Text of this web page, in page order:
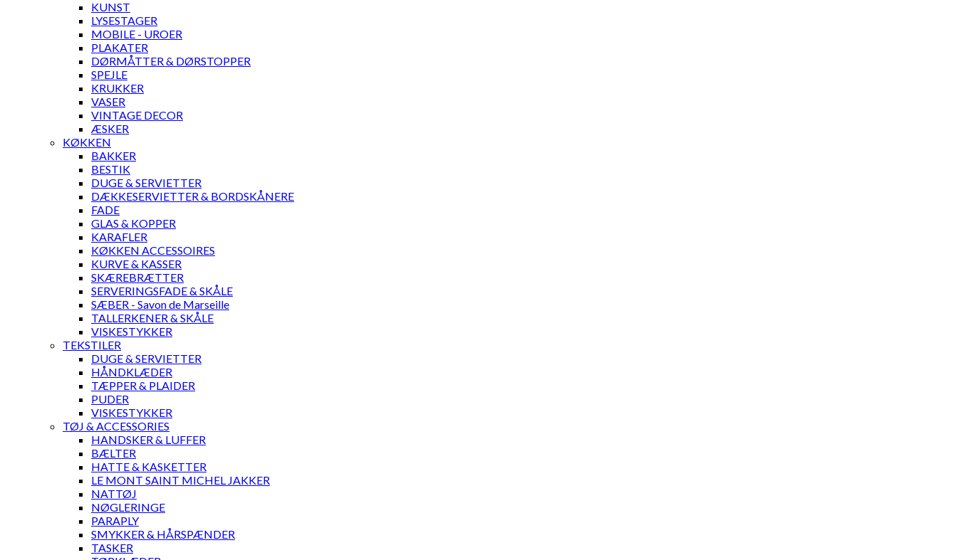
KUNST
LYSESTAGER
MOBILE - UROER
PLAKATER
DØRMÅTTER & DØRSTOPPER
SPEJLE
KRUKKER
VASER
VINTAGE DECOR
ÆSKER
KØKKEN
BAKKER
BESTIK
DUGE & SERVIETTER
DÆKKESERVIETTER & BORDSKÅNERE
FADE
GLAS & KOPPER
KARAFLER
KØKKEN ACCESSOIRES
KURVE & KASSER
SKÆREBRÆTTER
SERVERINGSFADE & SKÅLE
SÆBER - Savon de Marseille
TALLERKENER & SKÅLE
VISKESTYKKER
TEKSTILER
DUGE & SERVIETTER
HÅNDKLÆDER
TÆPPER & PLAIDER
PUDER
VISKESTYKKER
TØJ & ACCESSORIES
HANDSKER & LUFFER
BÆLTER
HATTE & KASKETTER
LE MONT SAINT MICHEL JAKKER
NATTØJ
NØGLERINGE
PARAPLY
SMYKKER & HÅRSPÆNDER
TASKER